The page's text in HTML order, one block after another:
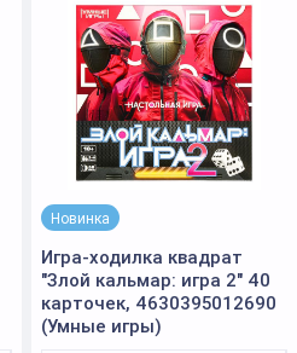
Новинка
Игра-ходилка квадрат
"Злой кальмар: игра 2" 40
карточек, 4630395012690
(Умные игры)